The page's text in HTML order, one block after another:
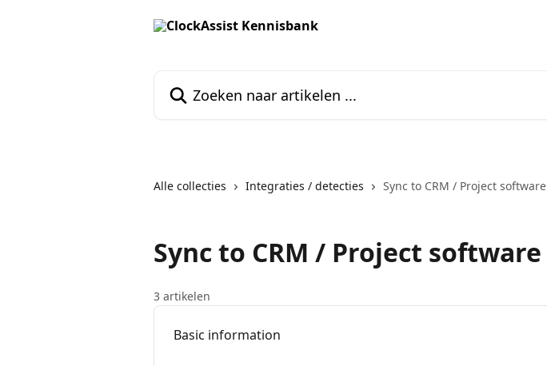
Alle collecties Integraties / detecties Sync to CRM / Project software
Sync to CRM / Project software
3 artikelen
Basic information